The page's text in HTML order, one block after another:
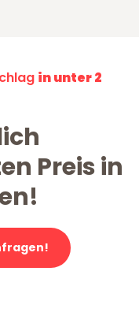
in unter 2
Preis in